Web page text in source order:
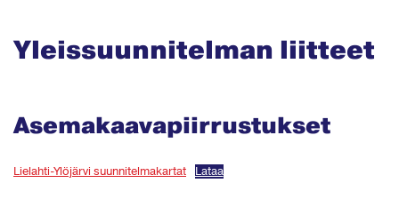
Yleissuunnitelman liitteet
Asemakaavapiirrustukset
Lielahti-Ylöjärvi suunnitelmakartat Lataa